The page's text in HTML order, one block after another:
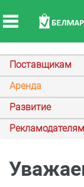
Поставщикам
Аренда
Развитие
Рекламодателям